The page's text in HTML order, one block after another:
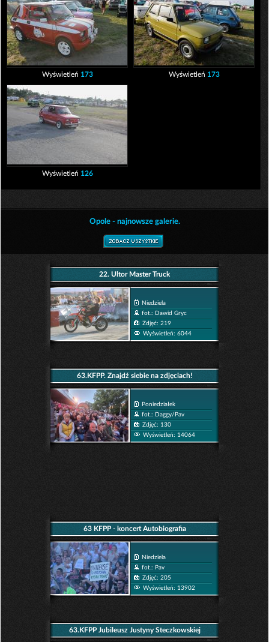
Wyświetleń 173 Wyświetleń 173
Wyświetleń 126
Opole - najnowsze galerie.
22. Ultor Master Truck
Niedziela
fot.: Dawid Gryc
Zdjęć: 219
Wyświetleń: 6044
63.KFPP. Znajdź siebie na zdjęciach!
Poniedziałek
fot.: Daggy/Pav
Zdjęć: 130
Wyświetleń: 14064
63 KFPP - koncert Autobiografia
Niedziela
fot.: Pav
Zdjęć: 205
Wyświetleń: 13902
63.KFPP Jubileusz Justyny Steczkowskiej